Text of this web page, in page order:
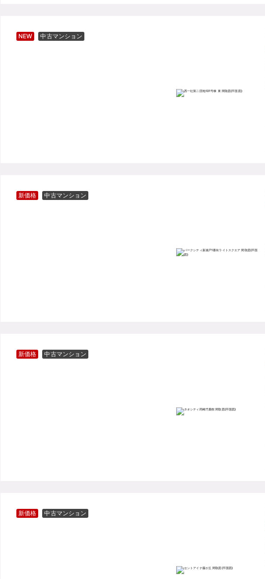
NEW 中古マンション
新価格 中古マンション
新価格 中古マンション
新価格 中古マンション